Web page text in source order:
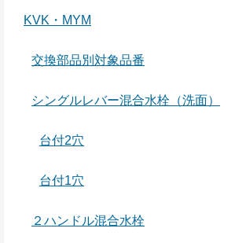
KVK・MYM
交換部品別対象品番
シングルレバー混合水栓（洗面）
台付2穴
台付1穴
２ハンドル混合水栓